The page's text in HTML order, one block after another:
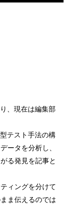
、現在は編集部
テスト手法の構
ータを分析し、
る発見を記事と
ィングを分けて
ま伝えるのでは